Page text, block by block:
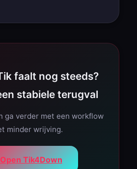
faalt nog steeds?
stabiele terugval
ga verder met een workflow
minder wrijving.
Open Tik4Down